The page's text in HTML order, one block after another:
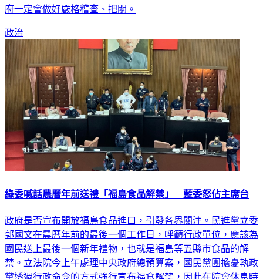
府一定會做好嚴格稽查、把關。
政治
綠委喊話農曆年前送禮「福島食品解禁」 藍委怒佔主席台
政府是否宣布開放福島食品進口，引發各界關注。民進黨立委
郭國文在農曆年前的最後一個工作日，呼籲行政單位，應該為
國民送上最後一個新年禮物，也就是福島等五縣市食品的解
禁。立法院今上午處理中央政府總預算案，國民黨團擔憂執政
黨透過行政命令的方式強行宣布福食解禁，因此在院會休息時